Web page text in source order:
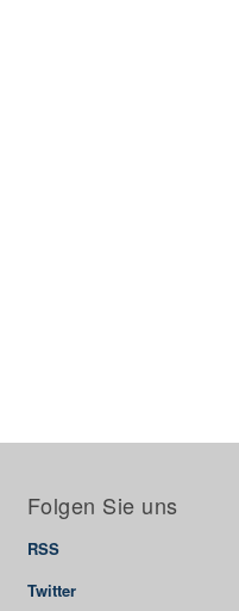
Folgen Sie uns
RSS
Twitter